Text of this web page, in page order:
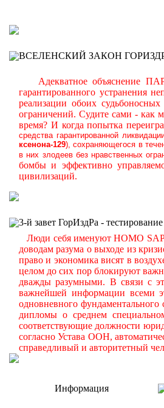
ВСЕЛЕНСКИЙ ЗАКОН
Адекватное объяснение
гарантированного устранения
реализации обоих
ограничений. Судите сами - как
время? И когда попытка
средства гарантированной
ксенона-129), сохраняющегося в
в них злодеев без нравственных
бомбы и эффективно
цивилизаций.
3-й завет ГорИздРа -
Люди себя именуют HOMO
доводам разума о выходе из
право и экономика висят в
целом до сих пор блокируют
дважды разумными. В связи с
важнейшей информации всеми
одновневного
дипломы о среднем
соответствующие должности
согласно Устава ООН,
справедливый и авторитетный
Информация